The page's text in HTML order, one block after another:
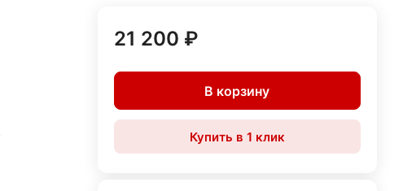
21 200 ₽
В корзину
Купить в 1 клик